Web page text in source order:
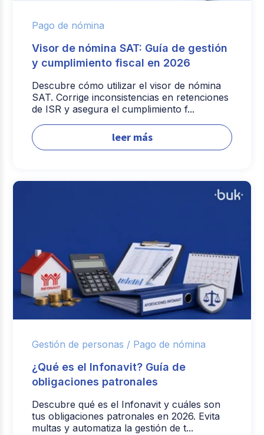
Pago de nómina
Visor de nómina SAT: Guía de gestión
y cumplimiento fiscal en 2026
Descubre cómo utilizar el visor de nómina
SAT. Corrige inconsistencias en retenciones
de ISR y asegura el cumplimiento f...
leer más
Gestión de personas / Pago de nómina
¿Qué es el Infonavit? Guía de
obligaciones patronales
Descubre qué es el Infonavit y cuáles son
tus obligaciones patronales en 2026. Evita
multas y automatiza la gestión de t...